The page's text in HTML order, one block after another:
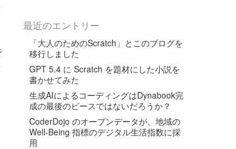
最近のエントリー
「大人のためのScratch」とこのブログを
移行しました
GPT 5.4 に Scratch を題材にした小説を
書かせてみた
生成AIによるコーディングはDynabook完
成の最後のピースではないだろうか？
CoderDojo のオープンデータが、地域の
Well-Being 指標のデジタル生活指数に採
用